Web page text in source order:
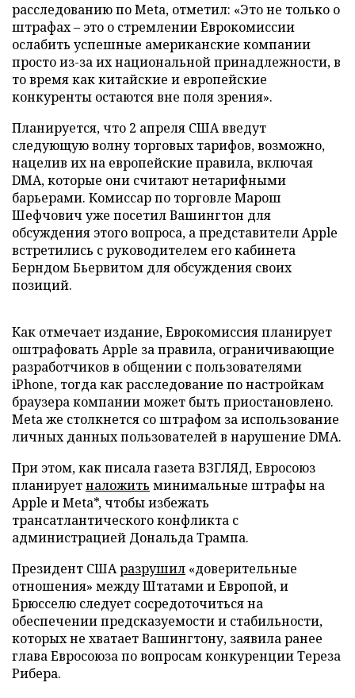
расследованию по Meta, отметил: «Это не только о
штрафах – это о стремлении Еврокомиссии
ослабить успешные американские компании
просто из-за их национальной принадлежности, в
то время как китайские и европейские
конкуренты остаются вне поля зрения».
Планируется, что 2 апреля США введут
следующую волну торговых тарифов, возможно,
нацелив их на европейские правила, включая
DMA, которые они считают нетарифными
барьерами. Комиссар по торговле Марош
Шефчович уже посетил Вашингтон для
обсуждения этого вопроса, а представители Apple
встретились с руководителем его кабинета
Берндом Бьервитом для обсуждения своих
позиций.
Как отмечает издание, Еврокомиссия планирует
оштрафовать Apple за правила, ограничивающие
разработчиков в общении с пользователями
iPhone, тогда как расследование по настройкам
браузера компании может быть приостановлено.
Meta же столкнется со штрафом за использование
личных данных пользователей в нарушение DMA.
При этом, как писала газета ВЗГЛЯД, Евросоюз
планируетналожить минимальные штрафы на
Apple и Meta*, чтобы избежать
трансатлантического конфликта с
администрацией Дональда Трампа.
Президент СШАразрушил «доверительные
отношения» между Штатами и Европой, и
Брюсселю следует сосредоточиться на
обеспечении предсказуемости и стабильности,
которых не хватает Вашингтону, заявила ранее
глава Евросоюза по вопросам конкуренции Тереза
Рибера.